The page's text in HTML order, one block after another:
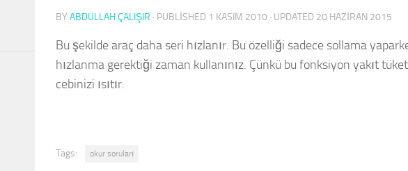
BY ABDULLAH ÇALIŞIR · PUBLISHED 1 KASIM 2010 · UPDATED 20 HAZIRAN 2015
Bu şekilde araç daha seri hızlanır. Bu özelliği sadece sollama
hızlanma gerektiği zaman kullanınız. Çünkü bu fonksiyon yakıt
cebinizi ısıtır.
Tags: okur soruları